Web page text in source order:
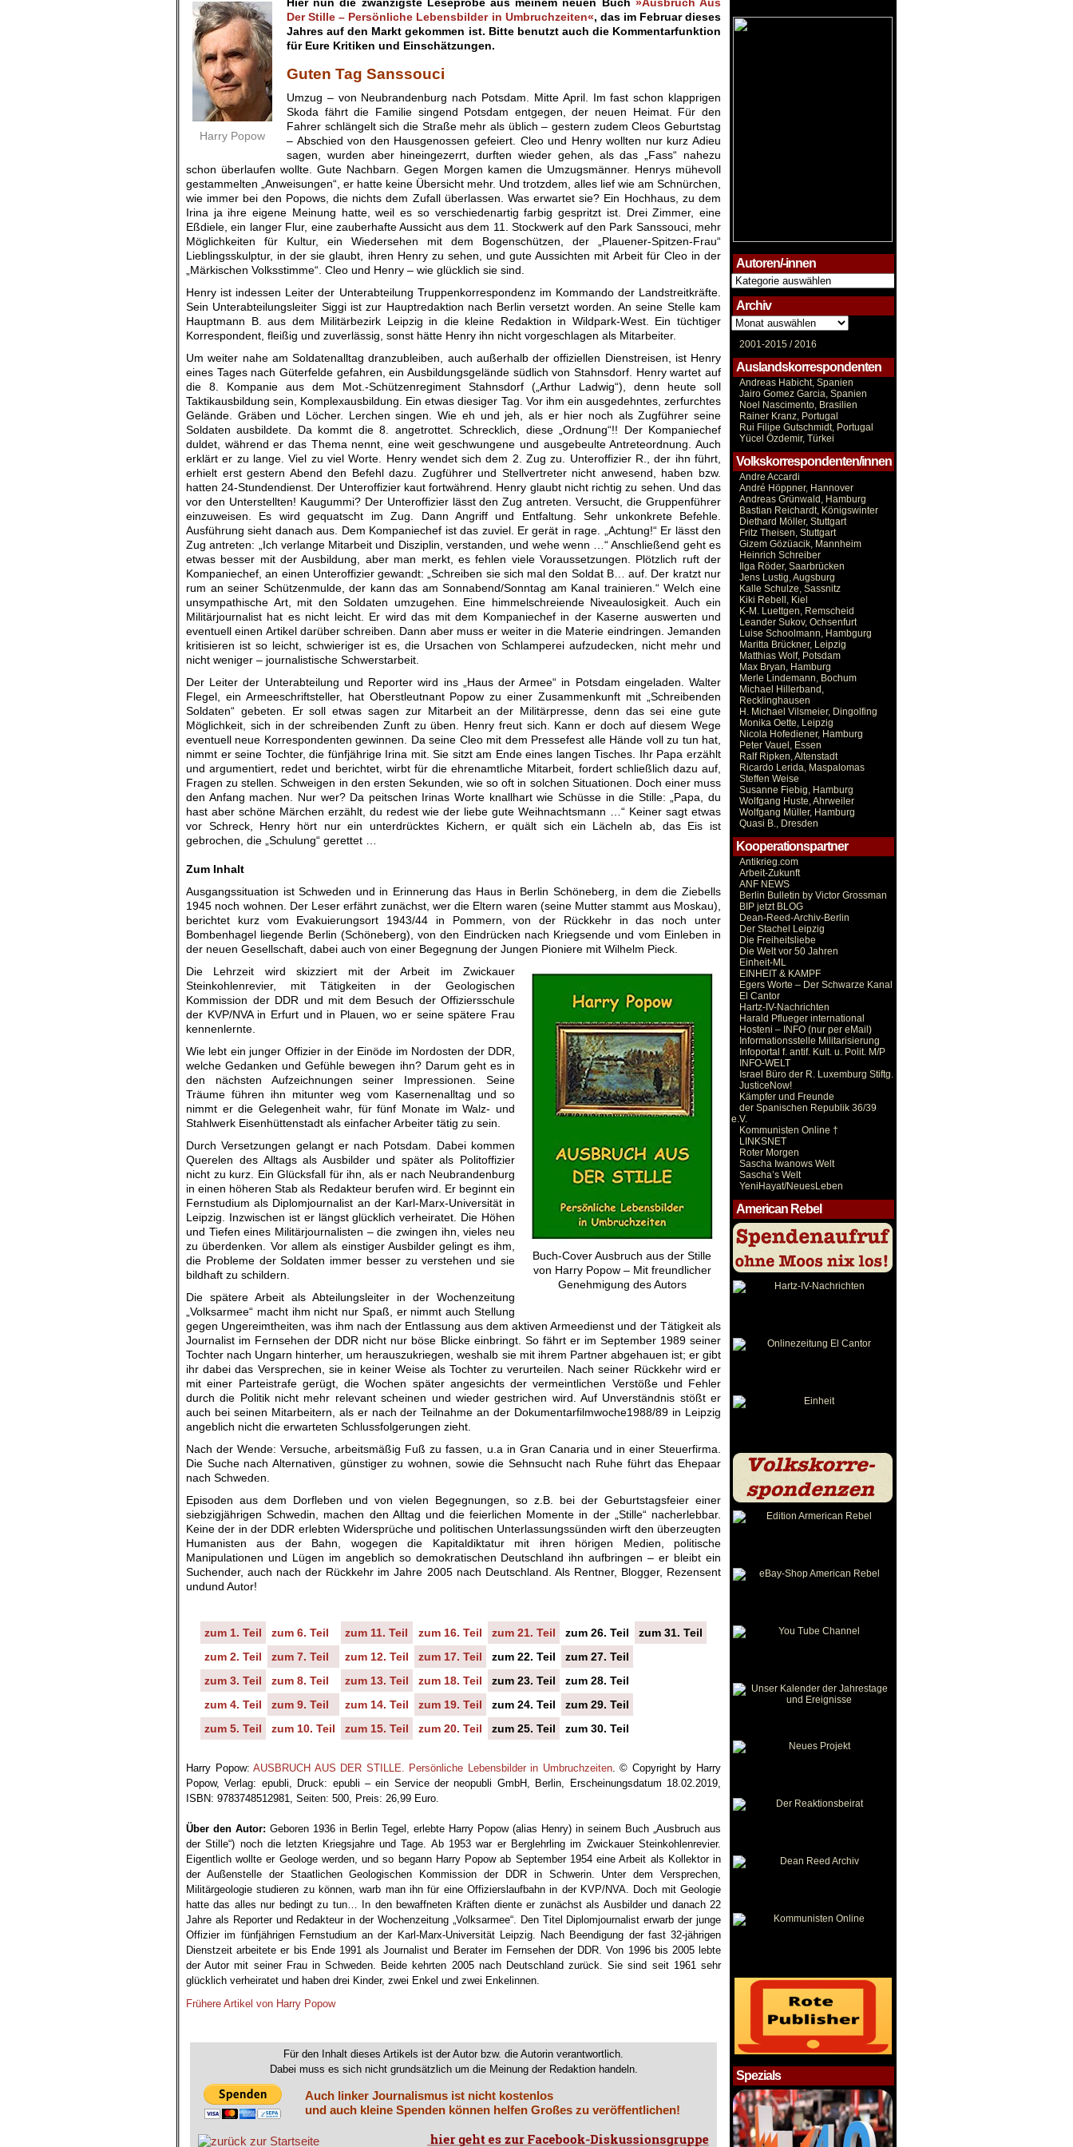
Harry Popow
Der Stille – Persönliche Lebensbilder in Umbruchzeiten«, das im Februar dieses
Jahres auf den Markt gekommen ist. Bitte benutzt auch die Kommentarfunktion
für Eure Kritiken und Einschätzungen.
Guten Tag Sanssouci
Umzug – von Neubrandenburg nach Potsdam. Mitte April. Im fast schon klapprigen
Skoda fährt die Familie singend Potsdam entgegen, der neuen Heimat. Für den
Fahrer schlängelt sich die Straße mehr als üblich – gestern zudem Cleos Geburtstag
– Abschied von den Hausgenossen gefeiert. Cleo und Henry wollten nur kurz Adieu
sagen, wurden aber hineingezerrt, durften wieder gehen, als das „Fass“ nahezu
schon überlaufen wollte. Gute Nachbarn. Gegen Morgen kamen die Umzugsmänner. Henrys mühevoll
gestammelten „Anweisungen“, er hatte keine Übersicht mehr. Und trotzdem, alles lief wie am Schnürchen,
wie immer bei den Popows, die nichts dem Zufall überlassen. Was erwartet sie? Ein Hochhaus, zu dem
Irina ja ihre eigene Meinung hatte, weil es so verschiedenartig farbig gespritzt ist. Drei Zimmer, eine
Eßdiele, ein langer Flur, eine zauberhafte Aussicht aus dem 11. Stockwerk auf den Park Sanssouci, mehr
Möglichkeiten für Kultur, ein Wiedersehen mit dem Bogenschützen, der „Plauener-Spitzen-Frau“
Lieblingsskulptur, in der sie glaubt, ihren Henry zu sehen, und gute Aussichten mit Arbeit für Cleo in der
„Märkischen Volksstimme“. Cleo und Henry – wie glücklich sie sind.
Henry ist indessen Leiter der Unterabteilung Truppenkorrespondenz im Kommando der Landstreitkräfte.
Sein Unterabteilungsleiter Siggi ist zur Hauptredaktion nach Berlin versetzt worden. An seine Stelle kam
Hauptmann B. aus dem Militärbezirk Leipzig in die kleine Redaktion in Wildpark-West. Ein tüchtiger
Korrespondent, fleißig und zuverlässig, sonst hätte Henry ihn nicht vorgeschlagen als Mitarbeiter.
Um weiter nahe am Soldatenalltag dranzubleiben, auch außerhalb der offiziellen Dienstreisen, ist Henry
eines Tages nach Güterfelde gefahren, ein Ausbildungsgelände südlich von Stahnsdorf. Henry wartet auf
die 8. Kompanie aus dem Mot.-Schützenregiment Stahnsdorf („Arthur Ladwig“), denn heute soll
Taktikausbildung sein, Komplexausbildung. Ein etwas diesiger Tag. Vor ihm ein ausgedehntes, zerfurchtes
Gelände. Gräben und Löcher. Lerchen singen. Wie eh und jeh, als er hier noch als Zugführer seine
Soldaten ausbildete. Da kommt die 8. angetrottet. Schrecklich, diese „Ordnung“!! Der Kompaniechef
duldet, während er das Thema nennt, eine weit geschwungene und ausgebeulte Antreteordnung. Auch
erklärt er zu lange. Viel zu viel Worte. Henry wendet sich dem 2. Zug zu. Unteroffizier R., der ihn führt,
erhielt erst gestern Abend den Befehl dazu. Zugführer und Stellvertreter nicht anwesend, haben bzw.
hatten 24-Stundendienst. Der Unteroffizier kaut fortwährend. Henry glaubt nicht richtig zu sehen. Und das
vor den Unterstellten! Kaugummi? Der Unteroffizier lässt den Zug antreten. Versucht, die Gruppenführer
einzuweisen. Es wird gequatscht im Zug. Dann Angriff und Entfaltung. Sehr unkonkrete Befehle.
Ausführung sieht danach aus. Dem Kompaniechef ist das zuviel. Er gerät in rage. „Achtung!“ Er lässt den
Zug antreten: „Ich verlange Mitarbeit und Disziplin, verstanden, und wehe wenn …“ Anschließend geht es
etwas besser mit der Ausbildung, aber man merkt, es fehlen viele Voraussetzungen. Plötzlich ruft der
Kompaniechef, an einen Unteroffizier gewandt: „Schreiben sie sich mal den Soldat B… auf. Der kratzt nur
rum an seiner Schützenmulde, der kann das am Sonnabend/Sonntag am Kanal trainieren.“ Welch eine
unsympathische Art, mit den Soldaten umzugehen. Eine himmelschreiende Niveaulosigkeit. Auch ein
Militärjournalist hat es nicht leicht. Er wird das mit dem Kompaniechef in der Kaserne auswerten und
eventuell einen Artikel darüber schreiben. Dann aber muss er weiter in die Materie eindringen. Jemanden
kritisieren ist so leicht, schwieriger ist es, die Ursachen von Schlamperei aufzudecken, nicht mehr und
nicht weniger – journalistische Schwerstarbeit.
Der Leiter der Unterabteilung und Reporter wird ins „Haus der Armee“ in Potsdam eingeladen. Walter
Flegel, ein Armeeschriftsteller, hat Oberstleutnant Popow zu einer Zusammenkunft mit „Schreibenden
Soldaten“ gebeten. Er soll etwas sagen zur Mitarbeit an der Militärpresse, denn das sei eine gute
Möglichkeit, sich in der schreibenden Zunft zu üben. Henry freut sich. Kann er doch auf diesem Wege
eventuell neue Korrespondenten gewinnen. Da seine Cleo mit dem Pressefest alle Hände voll zu tun hat,
nimmt er seine Tochter, die fünfjährige Irina mit. Sie sitzt am Ende eines langen Tisches. Ihr Papa erzählt
und argumentiert, redet und berichtet, wirbt für die ehrenamtliche Mitarbeit, fordert schließlich dazu auf,
Fragen zu stellen. Schweigen in den ersten Sekunden, wie so oft in solchen Situationen. Doch einer muss
den Anfang machen. Nur wer? Da peitschen Irinas Worte knallhart wie Schüsse in die Stille: „Papa, du
hast aber schöne Märchen erzählt, du redest wie der liebe gute Weihnachtsmann …“ Keiner sagt etwas
vor Schreck, Henry hört nur ein unterdrücktes Kichern, er quält sich ein Lächeln ab, das Eis ist
gebrochen, die „Schulung“ gerettet …
Zum Inhalt
Ausgangssituation ist Schweden und in Erinnerung das Haus in Berlin Schöneberg, in dem die Ziebells
1945 noch wohnen. Der Leser erfährt zunächst, wer die Eltern waren (seine Mutter stammt aus Moskau),
berichtet kurz vom Evakuierungsort 1943/44 in Pommern, von der Rückkehr in das noch unter
Bombenhagel liegende Berlin (Schöneberg), von den Eindrücken nach Kriegsende und vom Einleben in
der neuen Gesellschaft, dabei auch von einer Begegnung der Jungen Pioniere mit Wilhelm Pieck.
Buch-Cover Ausbruch aus der Stille
von Harry Popow – Mit freundlicher
Genehmigung des Autors
Die Lehrzeit wird skizziert mit der Arbeit im Zwickauer
Steinkohlenrevier, mit Tätigkeiten in der Geologischen
Kommission der DDR und mit dem Besuch der Offiziersschule
der KVP/NVA in Erfurt und in Plauen, wo er seine spätere Frau
kennenlernte.
Wie lebt ein junger Offizier in der Einöde im Nordosten der DDR,
welche Gedanken und Gefühle bewegen ihn? Darum geht es in
den nächsten Aufzeichnungen seiner Impressionen. Seine
Träume führen ihn mitunter weg vom Kasernenalltag und so
nimmt er die Gelegenheit wahr, für fünf Monate im Walz- und
Stahlwerk Eisenhüttenstadt als einfacher Arbeiter tätig zu sein.
Durch Versetzungen gelangt er nach Potsdam. Dabei kommen
Querelen des Alltags als Ausbilder und später als Politoffizier
nicht zu kurz. Ein Glücksfall für ihn, als er nach Neubrandenburg
in einen höheren Stab als Redakteur berufen wird. Er beginnt ein
Fernstudium als Diplomjournalist an der Karl-Marx-Universität in
Leipzig. Inzwischen ist er längst glücklich verheiratet. Die Höhen
und Tiefen eines Militärjournalisten – die zwingen ihn, vieles neu
zu überdenken. Vor allem als einstiger Ausbilder gelingt es ihm,
die Probleme der Soldaten immer besser zu verstehen und sie
bildhaft zu schildern.
Die spätere Arbeit als Abteilungsleiter in der Wochenzeitung
„Volksarmee“ macht ihm nicht nur Spaß, er nimmt auch Stellung
gegen Ungereimtheiten, was ihm nach der Entlassung aus dem aktiven Armeedienst und der Tätigkeit als
Journalist im Fernsehen der DDR nicht nur böse Blicke einbringt. So fährt er im September 1989 seiner
Tochter nach Ungarn hinterher, um herauszukriegen, weshalb sie mit ihrem Partner abgehauen ist; er gibt
ihr dabei das Versprechen, sie in keiner Weise als Tochter zu verurteilen. Nach seiner Rückkehr wird er
mit einer Parteistrafe gerügt, die Wochen später angesichts der vermeintlichen Verstöße und Fehler
durch die Politik nicht mehr relevant scheinen und wieder gestrichen wird. Auf Unverständnis stößt er
auch bei seinen Mitarbeitern, als er nach der Teilnahme an der Dokumentarfilmwoche1988/89 in Leipzig
angeblich nicht die erwarteten Schlussfolgerungen zieht.
Nach der Wende: Versuche, arbeitsmäßig Fuß zu fassen, u.a in Gran Canaria und in einer Steuerfirma.
Die Suche nach Alternativen, günstiger zu wohnen, sowie die Sehnsucht nach Ruhe führt das Ehepaar
nach Schweden.
Episoden aus dem Dorfleben und von vielen Begegnungen, so z.B. bei der Geburtstagsfeier einer
siebzigjährigen Schwedin, machen den Alltag und die feierlichen Momente in der „Stille“ nacherlebbar.
Keine der in der DDR erlebten Widersprüche und politischen Unterlassungssünden wirft den überzeugten
Humanisten aus der Bahn, wogegen die Kapitaldiktatur mit ihren hörigen Medien, politische
Manipulationen und Lügen im angeblich so demokratischen Deutschland ihn aufbringen – er bleibt ein
Suchender, auch nach der Rückkehr im Jahre 2005 nach Deutschland. Als Rentner, Blogger, Rezensent
undund Autor!
zum 1. Teil zum 6. Teil zum 11. Teil zum 16. Teil zum 21. Teil zum 26. Teil
zum 31. Teil
zum 2. Teil
zum 7. Teil zum 12. Teil zum 17. Teil zum 22. Teil
zum 27. Teil
zum 3. Teil
zum 8. Teil zum 13. Teil zum 18. Teil zum 23. Teil
zum 28. Teil
zum 4. Teil
zum 9. Teil zum 14. Teil zum 19. Teil zum 24. Teil
zum 29. Teil
zum 5. Teil
zum 10. Teil zum 15. Teil zum 20. Teil zum 25. Teil zum 30. Teil
Harry Popow:AUSBRUCH AUS DER STILLE. Persönliche Lebensbilder in Umbruchzeiten. © Copyright by Harry
Popow, Verlag: epubli, Druck: epubli – ein Service der neopubli GmbH, Berlin, Erscheinungsdatum 18.02.2019,
ISBN: 9783748512981, Seiten: 500, Preis: 26,99 Euro.
Über den Autor: Geboren 1936 in Berlin Tegel, erlebte Harry Popow (alias Henry) in seinem Buch „Ausbruch aus
der Stille“) noch die letzten Kriegsjahre und Tage. Ab 1953 war er Berglehrling im Zwickauer Steinkohlenrevier.
Eigentlich wollte er Geologe werden, und so begann Harry Popow ab September 1954 eine Arbeit als Kollektor in
der Außenstelle der Staatlichen Geologischen Kommission der DDR in Schwerin. Unter dem Versprechen,
Militärgeologie studieren zu können, warb man ihn für eine Offizierslaufbahn in der KVP/NVA. Doch mit Geologie
hatte das alles nur bedingt zu tun… In den bewaffneten Kräften diente er zunächst als Ausbilder und danach 22
Jahre als Reporter und Redakteur in der Wochenzeitung „Volksarmee“. Den Titel Diplomjournalist erwarb der junge
Offizier im fünfjährigen Fernstudium an der Karl-Marx-Universität Leipzig. Nach Beendigung der fast 32-jährigen
Dienstzeit arbeitete er bis Ende 1991 als Journalist und Berater im Fernsehen der DDR. Von 1996 bis 2005 lebte
der Autor mit seiner Frau in Schweden. Beide kehrten 2005 nach Deutschland zurück. Sie sind seit 1961 sehr
glücklich verheiratet und haben drei Kinder, zwei Enkel und zwei Enkelinnen.
Frühere Artikel von Harry Popow
Für den Inhalt dieses Artikels ist der Autor bzw. die Autorin verantwortlich.
Dabei muss es sich nicht grundsätzlich um die Meinung der Redaktion handeln.
Auch linker Journalismus ist nicht kostenlos
und auch kleine Spenden können helfen Großes zu veröffentlichen!
Autoren/-innen
Autoren/-
innen
Archiv
Archiv
2001-2015 /2016
Auslandskorrespondenten
Andreas Habicht, Spanien
Jairo Gomez Garcia, Spanien
Noel Nascimento, Brasilien
Rainer Kranz, Portugal
Rui Filipe Gutschmidt, Portugal
Yücel Özdemir, Türkei
Volkskorrespondenten/innen
Andre Accardi
André Höppner, Hannover
Andreas Grünwald, Hamburg
Bastian Reichardt, Königswinter
Diethard Möller, Stuttgart
Fritz Theisen, Stuttgart
Gizem Gözüacik, Mannheim
Heinrich Schreiber
Ilga Röder, Saarbrücken
Jens Lustig, Augsburg
Kalle Schulze, Sassnitz
Kiki Rebell, Kiel
K-M. Luettgen, Remscheid
Leander Sukov, Ochsenfurt
Luise Schoolmann, Hambgurg
Maritta Brückner, Leipzig
Matthias Wolf, Potsdam
Max Bryan, Hamburg
Merle Lindemann, Bochum
Michael Hillerband,
Recklinghausen
H. Michael Vilsmeier, Dingolfing
Monika Oette, Leipzig
Nicola Hofediener, Hamburg
Peter Vauel, Essen
Ralf Ripken, Altenstadt
Ricardo Lerida, Maspalomas
Steffen Weise
Susanne Fiebig, Hamburg
Wolfgang Huste, Ahrweiler
Wolfgang Müller, Hamburg
Quasi B., Dresden
Kooperationspartner
Antikrieg.com
Arbeit-Zukunft
ANF NEWS
Berlin Bulletin by Victor Grossman
BIP jetzt BLOG
Dean-Reed-Archiv-Berlin
Der Stachel Leipzig
Die Freiheitsliebe
Die Welt vor 50 Jahren
Einheit-ML
EINHEIT & KAMPF
Egers Worte – Der Schwarze Kanal
El Cantor
Hartz-IV-Nachrichten
Harald Pflueger international
Hosteni – INFO (nur per eMail)
Informationsstelle Militarisierung
Infoportal f. antif. Kult. u. Polit. M/P
INFO-WELT
Israel Büro der R. Luxemburg Stiftg.
JusticeNow!
Kämpfer und Freunde
der Spanischen Republik 36/39
e.V.
Kommunisten Online †
LINKSNET
Roter Morgen
Sascha Iwanows Welt
Sascha’s Welt
YeniHayat/NeuesLeben
American Rebel
Spezials